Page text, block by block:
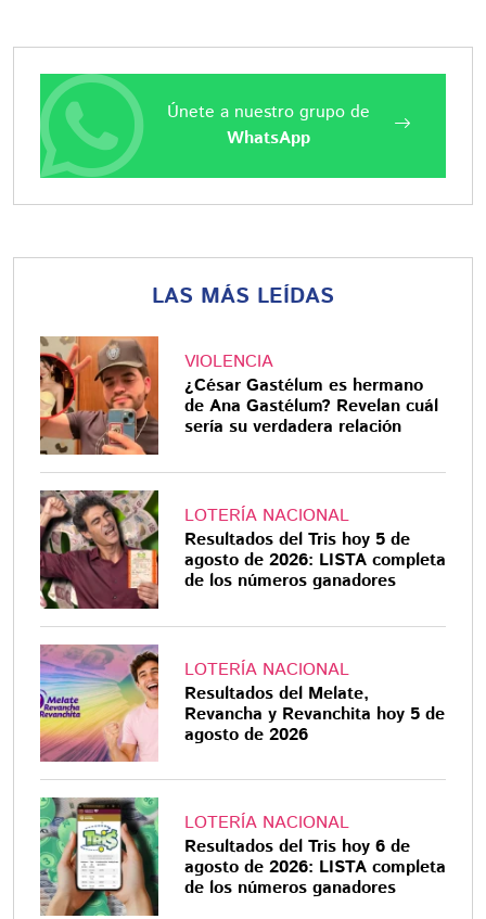
Únete a nuestro grupo de
WhatsApp
LAS MÁS LEÍDAS
VIOLENCIA
¿César Gastélum es hermano
de Ana Gastélum? Revelan cuál
sería su verdadera relación
LOTERÍA NACIONAL
Resultados del Tris hoy 5 de
agosto de 2026: LISTA completa
de los números ganadores
LOTERÍA NACIONAL
Resultados del Melate,
Revancha y Revanchita hoy 5 de
agosto de 2026
LOTERÍA NACIONAL
Resultados del Tris hoy 6 de
agosto de 2026: LISTA completa
de los números ganadores